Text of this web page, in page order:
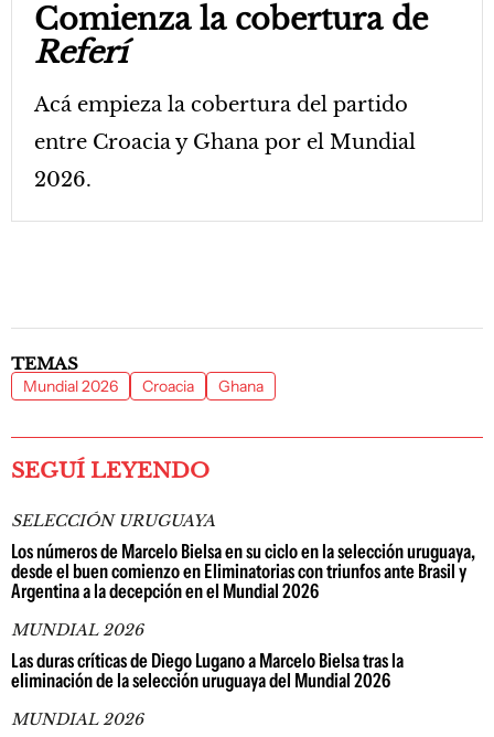
Comienza la cobertura de
Referí
Acá empieza la cobertura del partido
entre Croacia y Ghana por el Mundial
2026.
TEMAS
Mundial 2026 Croacia Ghana
SEGUÍ LEYENDO
SELECCIÓN URUGUAYA
Los números de Marcelo Bielsa en su ciclo en la selección uruguaya,
desde el buen comienzo en Eliminatorias con triunfos ante Brasil y
Argentina a la decepción en el Mundial 2026
MUNDIAL 2026
Las duras críticas de Diego Lugano a Marcelo Bielsa tras la
eliminación de la selección uruguaya del Mundial 2026
MUNDIAL 2026